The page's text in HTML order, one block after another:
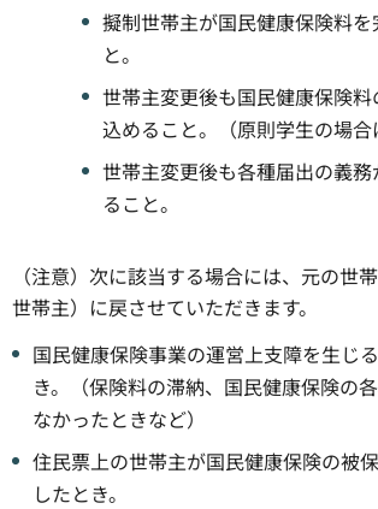
擬制世帯主が国民健康保険料
と。
世帯主変更後も国民健康保険
込めること。（原則学生の場合
世帯主変更後も各種届出の義
ること。
（注意）次に該当する場合には、元の世
世帯主）に戻させていただきます。
国民健康保険事業の運営上支障を生じ
き。（保険料の滞納、国民健康保険の
なかったときなど）
住民票上の世帯主が国民健康保険の被
したとき。